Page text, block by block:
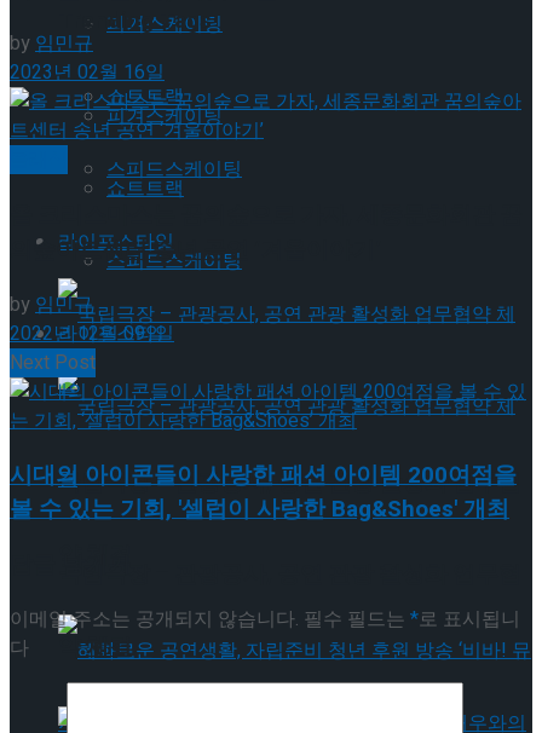
피겨스케이팅
쇼트트랙
스피드스케이팅
라이프스타일
국립극장 – 관광공사, 공연 관광 활성화 업무협
Trending Tags
피겨스케이팅
쇼트트랙
스피드스케이팅
라이프스타일
약 체결
by임민규
2023년 02월 16일
의숲아트센터 송년 공연 ‘겨울이야기’
by임민규
2022년 12월 09일
Next Post
시대의 아이콘들이 사랑한 패션 아이템 200여점을
볼 수 있는 기회, '셀럽이 사랑한 Bag&Shoes' 개최
이메일 주소는 공개되지 않습니다. 필수 필드는 *로 표시됩니
다